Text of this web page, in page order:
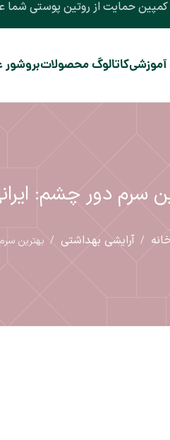
کمپین حمایت از روتین پوستی شما عزیزان 30% تخفیف به
آموزشیکاتالوگ محصولات
سرم دور چشم:
/ آرایشی بهداشتی / بهترین